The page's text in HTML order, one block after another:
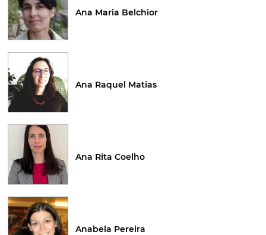
Ana Maria Belchior
Ana Raquel Matias
Ana Rita Coelho
Anabela Pereira